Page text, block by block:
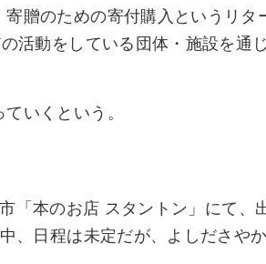
贈のための寄付購入というリタ
活動をしている団体・施設を通
いくという。
「本のお店 スタントン」にて、
、日程は未定だが、よしださや